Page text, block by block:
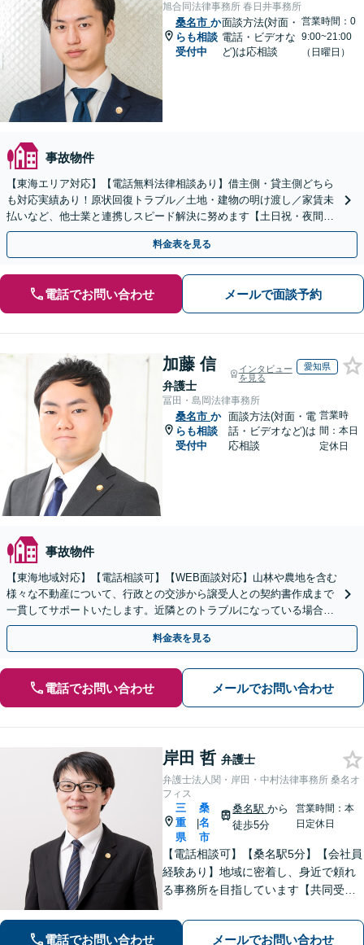
旭合同法律事務所 春日井事務所
桑名市 か
らも相談
受付中
面談方法(対面・
電話・ビデオな
ど)は応相談
営業時間：0
9:00~21:00
（日曜日）
事故物件
【東海エリア対応】【電話無料法律相談あり】借主側・貸主側どちら
も対応実績あり！原状回復トラブル／土地・建物の明け渡し／家賃未
払いなど、他士業と連携しスピード解決に努めます【土日祝・夜間対
応】【オンライン面談可】【完全個室】
料金表を見る
電話でお問い合わせ メールで面談予約
加藤 信
弁護士
インタビュー
を見る
愛知県
冨田・島岡法律事務所
桑名市 か
らも相談
受付中
面談方法(対面・電
話・ビデオなど)は
応相談
営業時
間：本日
定休日
事故物件
【東海地域対応】【電話相談可】【WEB面談対応】山林や農地を含む
様々な不動産について、行政との交渉から譲受人との契約書作成まで
一貫してサポートいたします。近隣とのトラブルになっている場合
や、解決が難航している案件でも、ぜひご相談ください。
料金表を見る
電話でお問い合わせ メールでお問い合わせ
岸田 哲 弁護士
弁護士法人関・岸田・中村法律事務所 桑名オ
フィス
三
重
県
|
桑
名
市
桑名駅から
徒歩5分
営業時間：本
日定休日
【電話相談可】【桑名駅5分】【会社員
経験あり】地域に密着し、身近で頼れ
る事務所を目指しています【共同受任
全力を尽くします。一人で悩まず、お
電話でお問い合わせ メールでお問い合わせ